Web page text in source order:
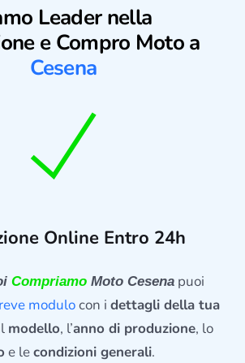
Leader nella
e Compro Moto a
Cesena
Online Entro 24h
Compriamo Moto Cesena puoi
modulocon i dettagli della tua
modello, l’anno di produzione, lo
e lecondizioni generali.